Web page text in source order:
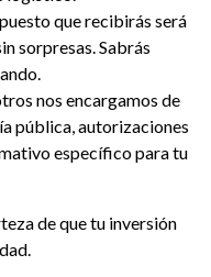
que recibirás será
sorpresas. Sabrás
nos encargamos de
pública, autorizaciones
específico para tu
de que tu inversión